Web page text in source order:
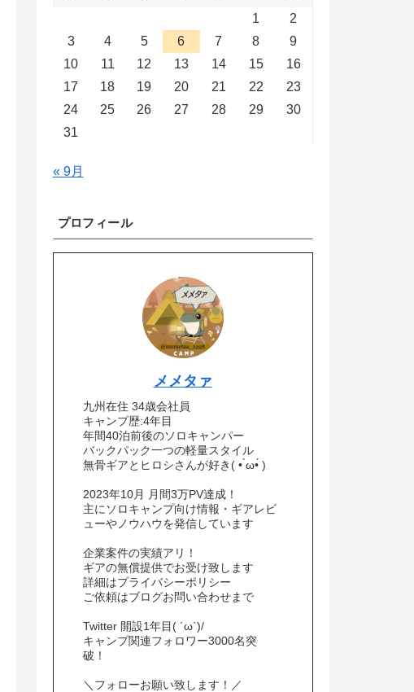
1
2
3
4 5 6 7 8
9
10
11 12 13 14 15
16
17
18 19 20 21 22
23
24
25 26 27 28 29
30
31
« 9月
プロフィール
メメタァ
九州在住 34歳会社員
キャンプ歴:4年目
年間40泊前後のソロキャンパー
バックパック一つの軽量スタイル
無骨ギアとヒロシさんが好き( • ̀ω•́ )
2023年10月 月間3万PV達成！
主にソロキャンプ向け情報・ギアレビ
ューやノウハウを発信しています
企業案件の実績アリ！
ギアの無償提供でお受け致します
詳細はプライバシーポリシー
ご依頼はブログお問い合わせまで
Twitter 開設1年目( ´ω`)/
キャンプ関連フォロワー3000名突
破！
＼フォローお願い致します！／